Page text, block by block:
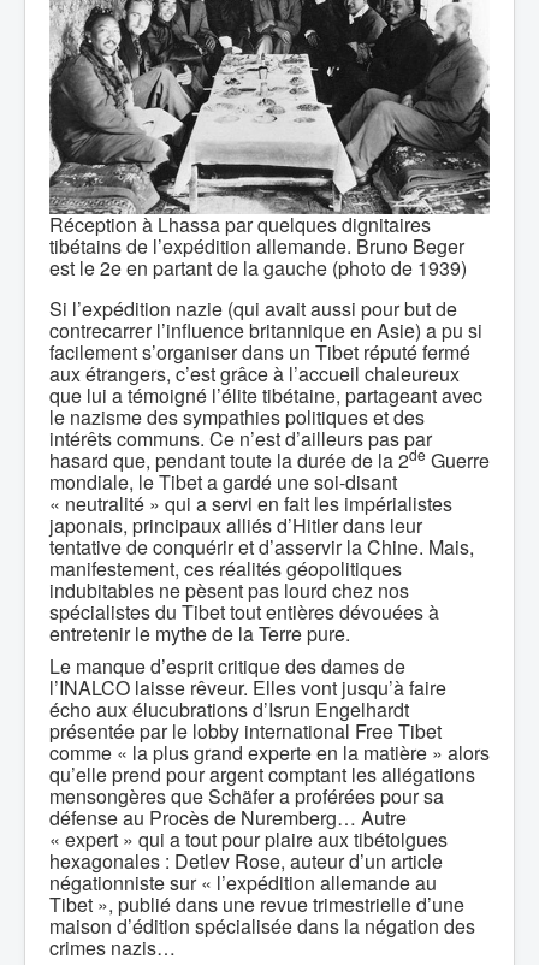
Réception à Lhassa par quelques dignitaires
tibétains de l’expédition allemande. Bruno Beger
est le 2e en partant de la gauche (photo de 1939)
Si l’expédition nazie (qui avait aussi pour but de
contrecarrer l’influence britannique en Asie) a pu si
facilement s’organiser dans un Tibet réputé fermé
aux étrangers, c’est grâce à l’accueil chaleureux
que lui a témoigné l’élite tibétaine, partageant avec
le nazisme des sympathies politiques et des
intérêts communs. Ce n’est d’ailleurs pas par
hasard que, pendant toute la durée de la 2de Guerre
mondiale, le Tibet a gardé une soi-disant
« neutralité » qui a servi en fait les impérialistes
japonais, principaux alliés d’Hitler dans leur
tentative de conquérir et d’asservir la Chine. Mais,
manifestement, ces réalités géopolitiques
indubitables ne pèsent pas lourd chez nos
spécialistes du Tibet tout entières dévouées à
entretenir le mythe de la Terre pure.
Le manque d’esprit critique des dames de
l’INALCO laisse rêveur. Elles vont jusqu’à faire
écho aux élucubrations d’Isrun Engelhardt
présentée par le lobby international Free Tibet
comme « la plus grand experte en la matière » alors
qu’elle prend pour argent comptant les allégations
mensongères que Schäfer a proférées pour sa
défense au Procès de Nuremberg… Autre
« expert » qui a tout pour plaire aux tibétolgues
hexagonales : Detlev Rose, auteur d’un article
négationniste sur « l’expédition allemande au
Tibet », publié dans une revue trimestrielle d’une
maison d’édition spécialisée dans la négation des
crimes nazis…